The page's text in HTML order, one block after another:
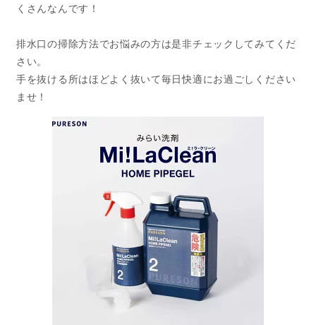
くさんなんです！
排水口の掃除方法でお悩みの方は是非チェックしてみてくだ
さい。
手を抜ける所はほどよく抜いて毎日快適にお過ごしください
ませ！